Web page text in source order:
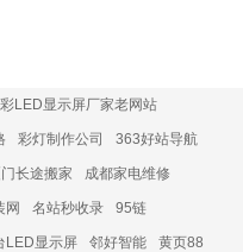
LED显示屏厂家老网站
彩灯制作公司 363好站导航
长途搬家 成都家电维修
网 名站秒收录 95链
LED显示屏 邻好智能 黄页88